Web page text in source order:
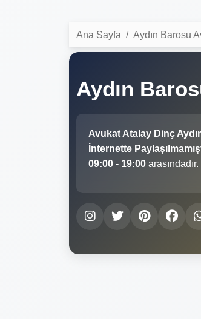
Ana Sayfa Aydın Barosu
Aydın
Avukat Atalay Dinç
İnternette
09:00 - 19:00 arasındadır.